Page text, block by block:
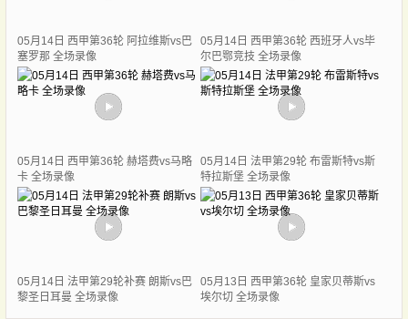
05月14日 西甲第36轮 阿拉维斯vs巴
塞罗那 全场录像
05月14日 西甲第36轮 西班牙人vs毕
尔巴鄂竞技 全场录像
05月14日 西甲第36轮 赫塔费vs马略
卡 全场录像
05月14日 法甲第29轮 布雷斯特vs斯
特拉斯堡 全场录像
05月14日 法甲第29轮补赛 朗斯vs巴
黎圣日耳曼 全场录像
05月13日 西甲第36轮 皇家贝蒂斯vs
埃尔切 全场录像